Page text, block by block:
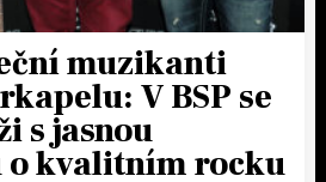
muzikanti
V BSP se
s jasnou
o kvalitním rocku